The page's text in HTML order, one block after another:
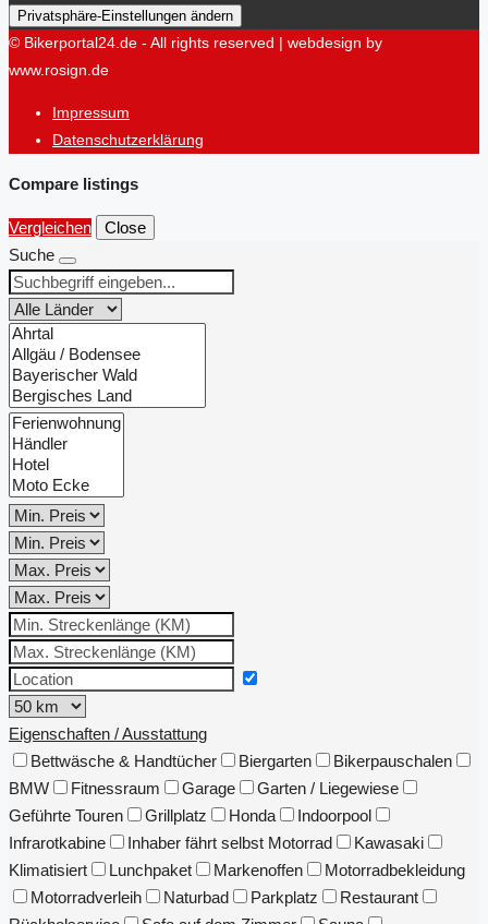
Privatsphäre-Einstellungen ändern
© Bikerportal24.de - All rights reserved | webdesign by
www.rosign.de
Impressum
Datenschutzerklärung
Compare listings
Vergleichen
Close
Suche
Eigenschaften / Ausstattung
Bettwäsche & Handtücher
Biergarten
Bikerpauschalen
BMW
Fitnessraum Garage
Garten / Liegewiese
Geführte Touren
Grillplatz Honda
Indoorpool
Infrarotkabine
Inhaber fährt selbst Motorrad
Kawasaki
Klimatisiert
Lunchpaket Markenoffen
Motorradbekleidung
Motorradverleih
Naturbad Parkplatz
Restaurant